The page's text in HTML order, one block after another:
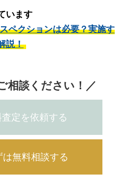
います
ペクションは必要？実施す
説！
相談ください！／
査定を依頼する
は無料相談する